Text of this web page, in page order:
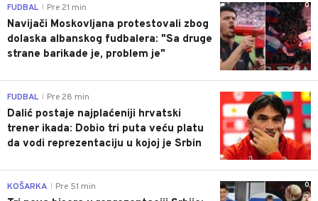
0
FUDBAL Pre 21 min
Navijači Moskovljana protestovali zbog
dolaska albanskog fudbalera: "Sa druge
strane barikade je, problem je"
0
FUDBAL Pre 28 min
Dalić postaje najplaćeniji hrvatski
trener ikada: Dobio tri puta veću platu
da vodi reprezentaciju u kojoj je Srbin
0
KOŠARKA Pre 51 min